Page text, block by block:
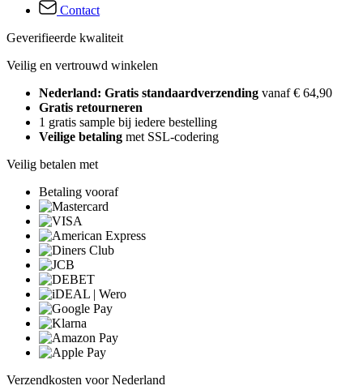
Contact
Geverifieerde kwaliteit
Veilig en vertrouwd winkelen
Nederland: Gratis standaardverzending vanaf € 64,90
Gratis retourneren
1 gratis sample bij iedere bestelling
Veilige betaling met SSL-codering
Veilig betalen met
Betaling vooraf
Verzendkosten voor Nederland